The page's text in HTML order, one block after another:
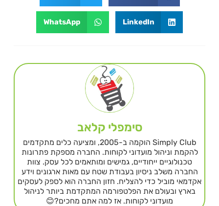
LinkedIn
WhatsApp
סימפלי קלאב
Simply Club הוקמה ב-2005, ומציעה כלים מתקדמים
להקמת וניהול מועדוני לקוחות. החברה מספקת פתרונות
טכנולוגיים ייחודיים, גמישים ומותאמים לכל עסק. צוות
החברה משלב ניסיון בעבודת שטח עם מאות ארגונים וידע
אקדמאי מוביל כדי להצליח. חזון החברה הוא לספק לעסקים
בארץ ובעולם את הפלטפורמה המתקדמת ביותר לניהול
מועדוני לקוחות. אז למה אתם מחכים?😊